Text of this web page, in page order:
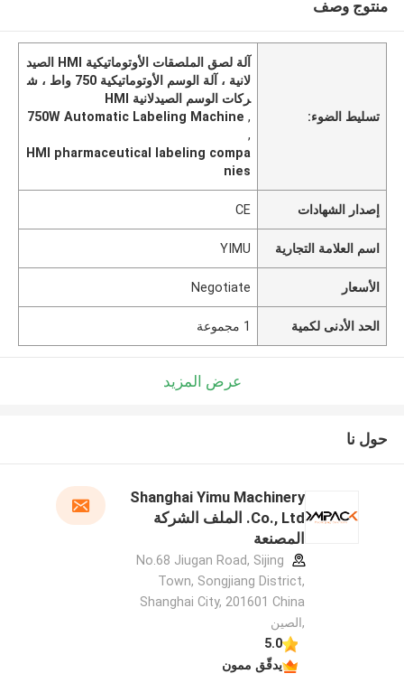
منتوج وصف
تسليط الضوء:
آلة لصق الملصقات الأوتوماتيكية HMI الصيد
لانية ، آلة الوسم الأوتوماتيكية 750 واط ، ش
ركات الوسم الصيدلانية HMI
,
750W Automatic Labeling Machine
,
HMI pharmaceutical labeling compa
nies
إصدار الشهادات CE
اسم العلامة التجارية YIMU
الأسعار Negotiate
الحد الأدنى لكمية 1 مجموعة
عرض المزيد
حول نا
Shanghai Yimu Machinery
Co., Ltd. الملف الشركة
المصنعة
No.68 Jiugan Road, Sijing
Town, Songjiang District,
Shanghai City, 201601 China
,الصين
5.0
يدقّق ممون